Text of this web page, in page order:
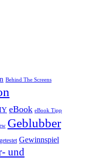
Behind The Screens
eBook eBook Tipp
Geblubber
getestet Gewinnspiel
und